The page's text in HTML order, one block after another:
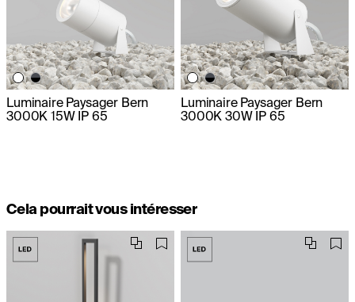
Luminaire Paysager Bern
3000K 15W IP 65
Luminaire Paysager Bern
3000K 30W IP 65
Cela pourrait vous intéresser